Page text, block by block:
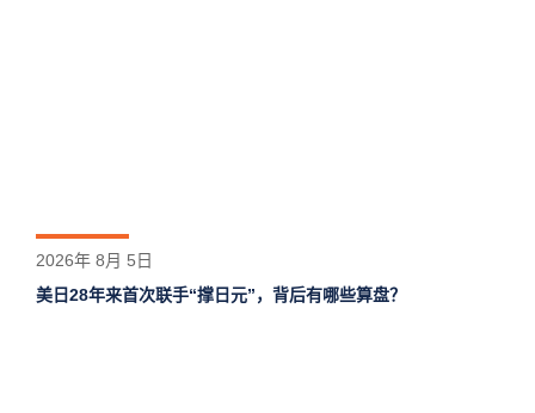
2026年 8月 5日
美日28年来首次联手“撑日元”，背后有哪些算盘？